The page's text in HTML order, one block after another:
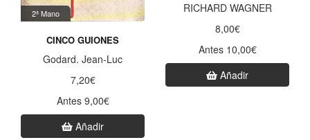
2ª Mano
CINCO GUIONES
Godard. Jean-Luc
7,20€
Antes 9,00€
Añadir
RICHARD WAGNER
8,00€
Antes 10,00€
Añadir